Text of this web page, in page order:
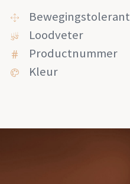
Loodveter
Productnummer
Kleur